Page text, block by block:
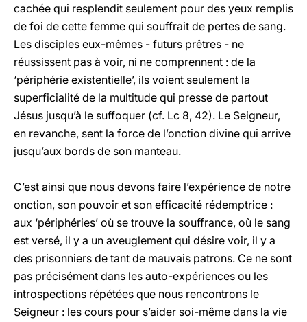
cachée qui resplendit seulement pour des yeux remplis
de foi de cette femme qui souffrait de pertes de sang.
Les disciples eux-mêmes - futurs prêtres - ne
réussissent pas à voir, ni ne comprennent : de la
‘périphérie existentielle’, ils voient seulement la
superficialité de la multitude qui presse de partout
Jésus jusqu’à le suffoquer (cf. Lc 8, 42). Le Seigneur,
en revanche, sent la force de l’onction divine qui arrive
jusqu’aux bords de son manteau.
C’est ainsi que nous devons faire l’expérience de notre
onction, son pouvoir et son efficacité rédemptrice :
aux ‘périphéries’ où se trouve la souffrance, où le sang
est versé, il y a un aveuglement qui désire voir, il y a
des prisonniers de tant de mauvais patrons. Ce ne sont
pas précisément dans les auto-expériences ou les
introspections répétées que nous rencontrons le
Seigneur : les cours pour s’aider soi-même dans la vie